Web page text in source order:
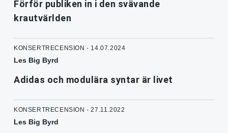
Förför publiken in i den svävande
krautvärlden
KONSERTRECENSION - 14.07.2024
Les Big Byrd
Adidas och modulära syntar är livet
KONSERTRECENSION - 27.11.2022
Les Big Byrd